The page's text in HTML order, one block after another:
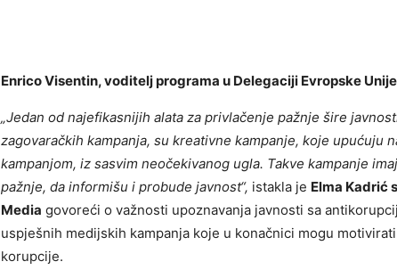
Enrico Visentin, voditelj programa u Delegaciji Evropske
„Jedan od najefikasnijih alata za privlačenje pažnje šire
zagovaračkih kampanja, su kreativne kampanje, koje upućuju
kampanjom, iz sasvim neočekivanog ugla. Takve kampanje
pažnje, da informišu i probude javnost“, istakla je Elma Kadrić
Media govoreći o važnosti upoznavanja javnosti sa
uspješnih medijskih kampanja koje u konačnici mogu
korupcije.